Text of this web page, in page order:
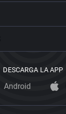
DESCARGA LA APP
Android